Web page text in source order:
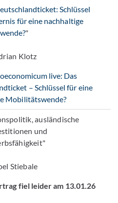
Schlüssel
für eine nachhaltige
"
Klotz
live: Das
– Schlüssel für eine
Mobilitätswende?
ausländische
und
Stiebale
fiel leider am 13.01.26